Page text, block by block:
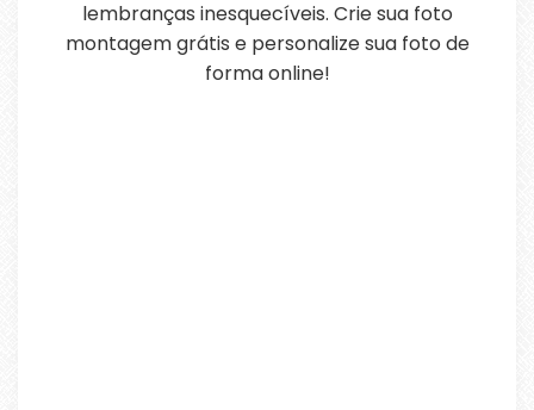
lembranças inesquecíveis. Crie sua foto
montagem grátis e personalize sua foto de
forma online!